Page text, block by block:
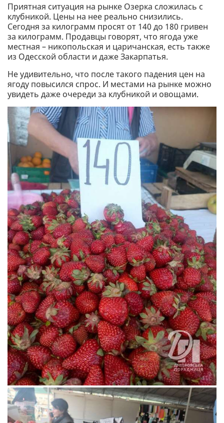
Приятная ситуация на рынке Озерка сложилась с
клубникой. Цены на нее реально снизились.
Сегодня за килограмм просят от 140 до 180 гривен
за килограмм. Продавцы говорят, что ягода уже
местная – никопольская и царичанская, есть также
из Одесской области и даже Закарпатья.
Не удивительно, что после такого падения цен на
ягоду повысился спрос. И местами на рынке можно
увидеть даже очереди за клубникой и овощами.